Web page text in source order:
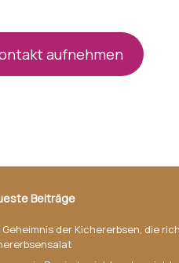
aufnehmen
Beiträge
Geheimnis der Kichererbsen, die